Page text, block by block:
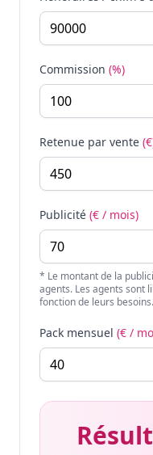
Commission (%)
Retenue par vente
Publicité (€ / mois)
* Le montant de la
agents. Les agents sont
fonction de leurs besoins.
Pack mensuel (€ /